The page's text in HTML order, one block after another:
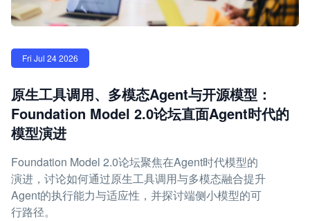
Fri Jul 24 2026
原生工具调用、多模态Agent与开源模型：
Foundation Model 2.0论坛直面Agent时代的
模型演进
Foundation Model 2.0论坛聚焦在Agent时代模型的
演进，讨论如何通过原生工具调用与多模态融合提升
Agent的执行能力与适应性，并探讨端侧小模型的可
行路径。